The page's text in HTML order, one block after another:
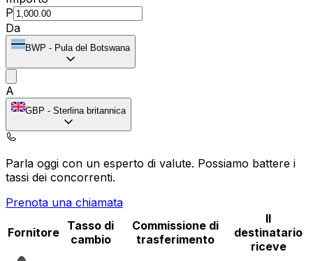
P
Da
BWP - Pula del Botswana
A
GBP - Sterlina britannica
Parla oggi con un esperto di valute. Possiamo battere i
tassi dei concorrenti.
Prenota una chiamata
Fornitore Tasso di
cambio
Commissione di
trasferimento
Il
destinatario
riceve